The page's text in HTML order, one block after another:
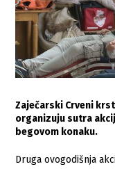
Zaječarski Crveni
organizuju sutra
begovom konaku.
Druga ovogodišnja